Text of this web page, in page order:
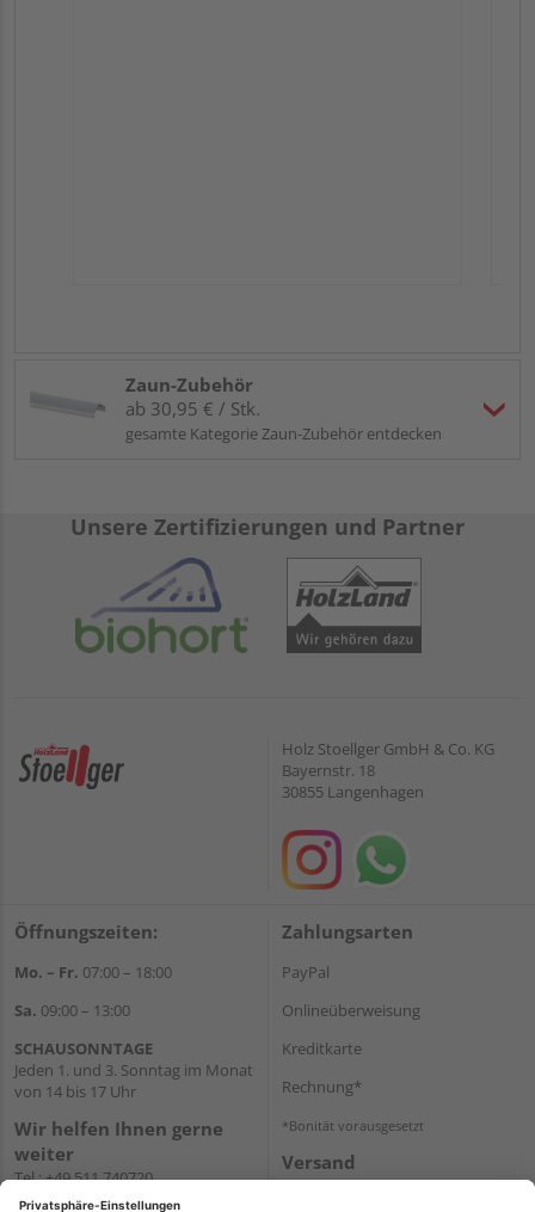
Zaun-Zubehör
ab 30,95 € / Stk.
gesamte Kategorie Zaun-Zubehör entdecken
Unsere Zertifizierungen und Partner
Holz Stoellger GmbH & Co. KG
Bayernstr. 18
30855 Langenhagen
Öffnungszeiten:
Mo. – Fr. 07:00 – 18:00
Sa. 09:00 – 13:00
SCHAUSONNTAGE
Jeden 1. und 3. Sonntag im Monat
von 14 bis 17 Uhr
Wir helfen Ihnen gerne
weiter
Tel.:+49 511 740720
E-Mail:shop@holzland-
Zahlungsarten
PayPal
Onlineüberweisung
Kreditkarte
Rechnung*
*Bonität vorausgesetzt
Versand
Versandkosten